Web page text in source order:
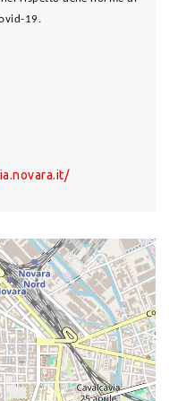
19.